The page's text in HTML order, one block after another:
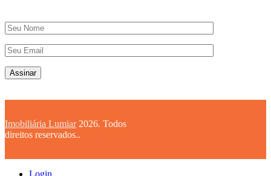
Imobiliária Lumiar2026. Todos
direitos reservados..